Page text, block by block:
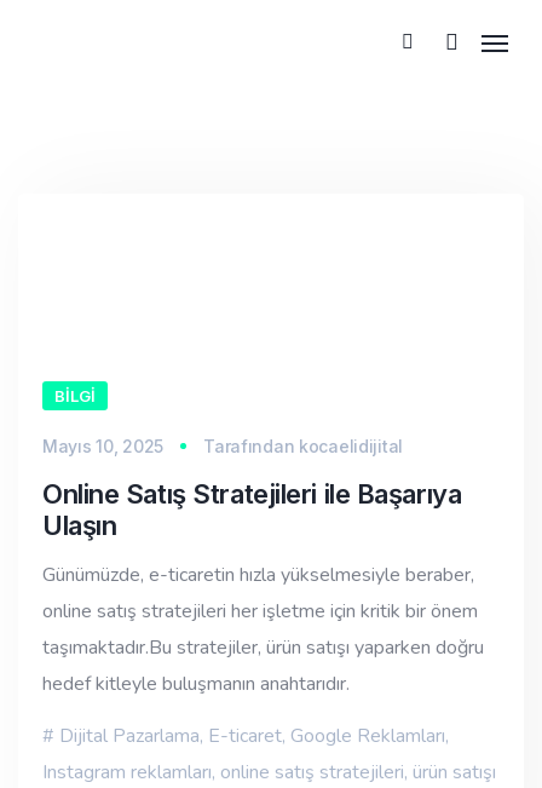
BILGI
Mayıs 10, 2025 Tarafından kocaelidijital
Online Satış Stratejileri ile Başarıya
Ulaşın
Günümüzde, e-ticaretin hızla yükselmesiyle beraber,
online satış stratejileri her işletme için kritik bir önem
taşımaktadır.Bu stratejiler, ürün satışı yaparken doğru
hedef kitleyle buluşmanın anahtarıdır.
Dijital Pazarlama, E-ticaret, Google Reklamları,
Instagram reklamları, online satış stratejileri, ürün satışı